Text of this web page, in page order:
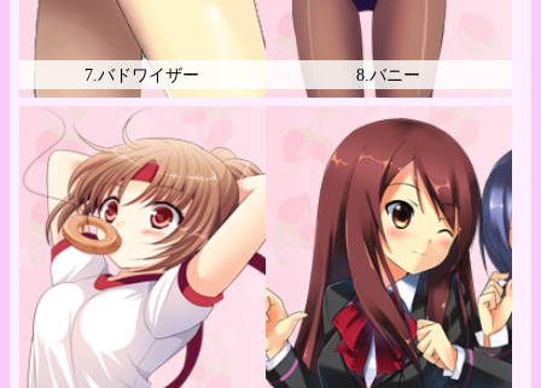
7.バドワイザー 8.バニー